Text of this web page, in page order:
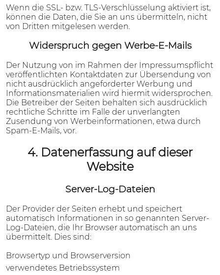
Wenn die SSL- bzw. TLS-Verschlüsselung aktiviert ist,
können die Daten, die Sie an uns übermitteln, nicht
von Dritten mitgelesen werden.
Widerspruch gegen Werbe-E-Mails
Der Nutzung von im Rahmen der Impressumspflicht
veröffentlichten Kontaktdaten zur Übersendung von
nicht ausdrücklich angeforderter Werbung und
Informationsmaterialien wird hiermit widersprochen.
Die Betreiber der Seiten behalten sich ausdrücklich
rechtliche Schritte im Falle der unverlangten
Zusendung von Werbeinformationen, etwa durch
Spam-E-Mails, vor.
4. Datenerfassung auf dieser
Website
Server-Log-Dateien
Der Provider der Seiten erhebt und speichert
automatisch Informationen in so genannten Server-
Log-Dateien, die Ihr Browser automatisch an uns
übermittelt. Dies sind:
Browsertyp und Browserversion
verwendetes Betriebssystem